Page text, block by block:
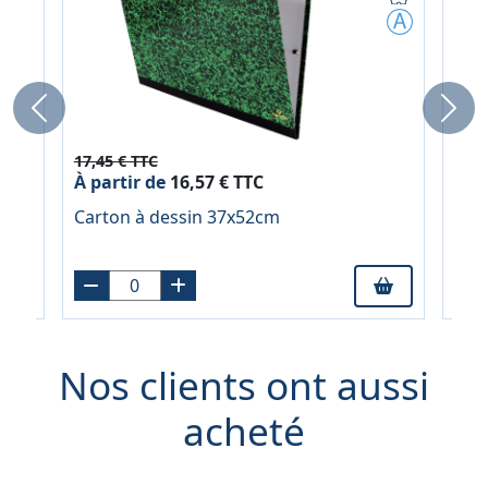
17,45 € TTC
À partir de16,57 € TTC
Carton à dessin 37x52cm
Previous Next
Nos clients ont aussi
acheté